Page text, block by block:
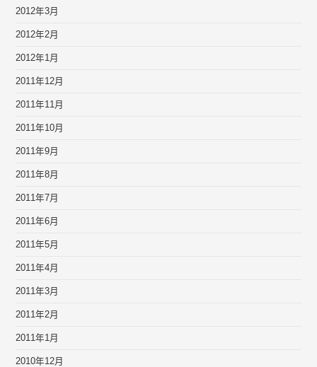
2012年3月
2012年2月
2012年1月
2011年12月
2011年11月
2011年10月
2011年9月
2011年8月
2011年7月
2011年6月
2011年5月
2011年4月
2011年3月
2011年2月
2011年1月
2010年12月